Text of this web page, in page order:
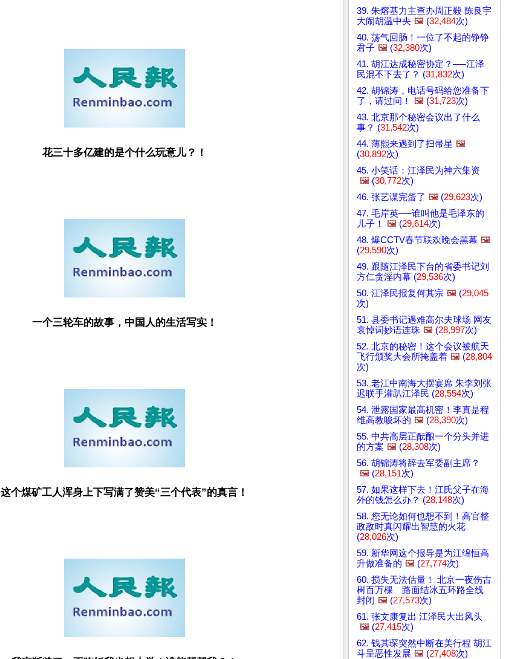
花三十多亿建的是个什么玩意儿？！
一个三轮车的故事，中国人的生活写实！
这个煤矿工人浑身上下写满了赞美“三个代表”的真言！
39. 朱熔基力主查办周正毅 陈良宇
大闹胡温中央 🖼️ (32,484次)
40. 荡气回肠！一位了不起的铮铮
君子 🖼️ (32,380次)
41. 胡江达成秘密协定？──江泽
民混不下去了？ (31,832次)
42. 胡锦涛，电话号码给您准备下
了，请过问！
🖼️ (31,723次)
43. 北京那个秘密会议出了什么
事？ (31,542次)
44. 薄熙来遇到了扫帚星 🖼️
(30,892次)
45. 小笑话：江泽民为神六集资
🖼️ (30,772次)
46. 张艺谋完蛋了 🖼️ (29,623次)
47. 毛岸英──谁叫他是毛泽东的
儿子！
🖼️ (29,614次)
48. 爆CCTV春节联欢晚会黑幕 🖼️
(29,590次)
49. 跟随江泽民下台的省委书记刘
方仁贪淫内幕 (29,536次)
50. 江泽民报复何其宗 🖼️ (29,045
次)
51. 县委书记遇难高尔夫球场 网友
哀悼词妙语连珠 🖼️ (28,997次)
52. 北京的秘密！这个会议被航天
飞行颁奖大会所掩盖着 🖼️ (28,804
次)
53. 老江中南海大摆宴席 朱李刘张
迟联手灌趴江泽民 (28,554次)
54. 泄露国家最高机密！李真是程
维高教唆坏的 🖼️ (28,390次)
55. 中共高层正酝酿一个分头并进
的方案 🖼️ (28,308次)
56. 胡锦涛将辞去军委副主席？
🖼️ (28,151次)
57. 如果这样下去！江氏父子在海
外的钱怎么办？ (28,148次)
58. 您无论如何也想不到！高官整
政敌时真闪耀出智慧的火花
(28,026次)
59. 新华网这个报导是为江绵恒高
升做准备的 🖼️ (27,774次)
60. 损失无法估量！ 北京一夜伤古
树百万棵 路面结冰五环路全线
封闭 🖼️ (27,573次)
61. 张文康复出 江泽民大出风头
🖼️ (27,415次)
62. 钱其琛突然中断在美行程 胡江
斗呈恶性发展 🖼️ (27,408次)